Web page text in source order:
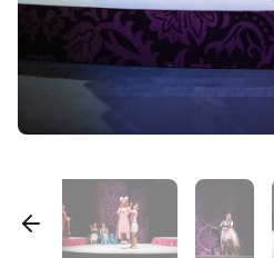
Stolz und Vorurteil*